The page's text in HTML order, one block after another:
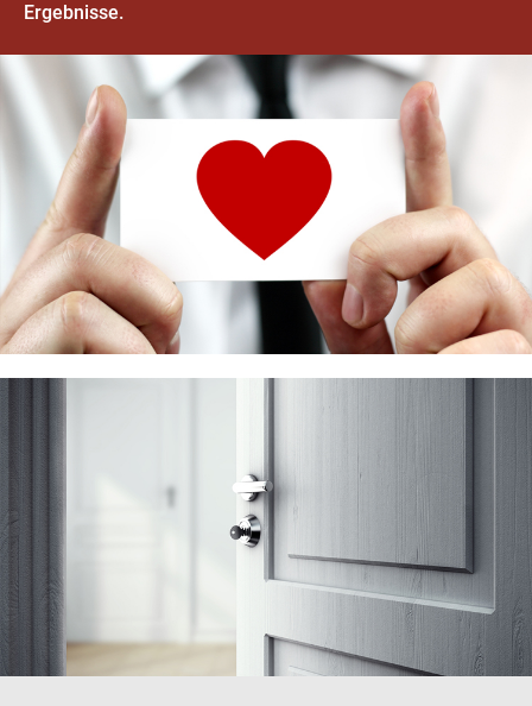
Ergebnisse.